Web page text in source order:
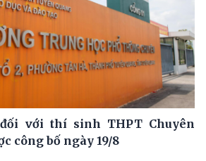
với thí sinh THPT Chuyên
công bố ngày 19/8